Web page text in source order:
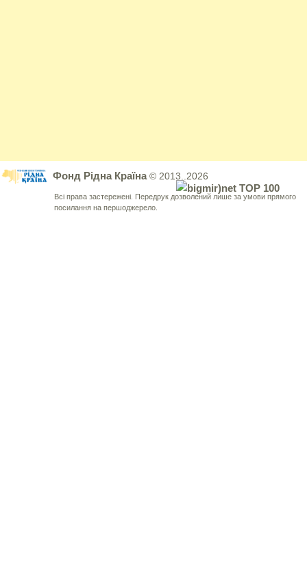
Фонд Рідна Країна© 2013..2026
Всі права застережені. Передрук дозволений лише за умови прямого
посилання на першоджерело.